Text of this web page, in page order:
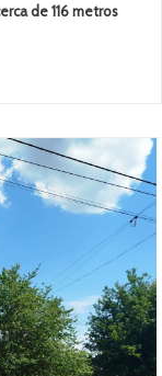
de 116 metros